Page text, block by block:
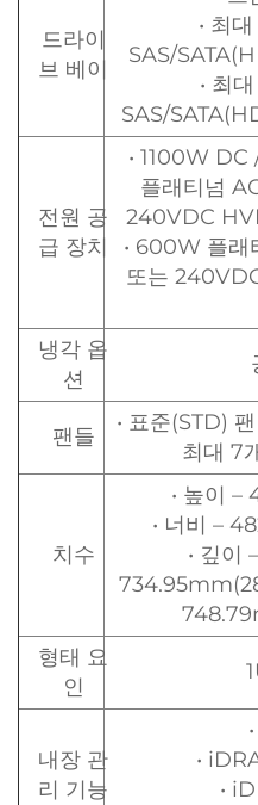
드라이
브 베이
• 최
SAS/
• 최
SAS/
전원 공
급 장치
• 1100W
플래티넘
240VDC
• 600W 플래
또는
냉각 옵
션
팬들
• 표준(STD)
최대 7
치수
• 높이 –
• 너비 –
• 깊이
형태 요
인
내장 관
리 기능
•
•